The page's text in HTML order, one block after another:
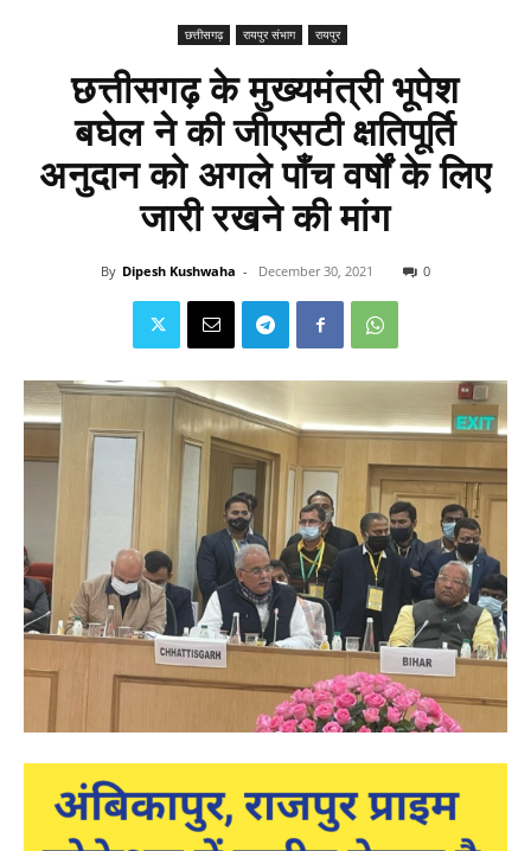
छत्तीसगढ़ रायपुर संभाग रायपुर
छत्तीसगढ़ के मुख्यमंत्री भूपेश
बघेल ने की जीएसटी क्षतिपूर्ति
अनुदान को अगले पाँच वर्षों के लिए
जारी रखने की मांग
By Dipesh Kushwaha - December 30, 2021 0